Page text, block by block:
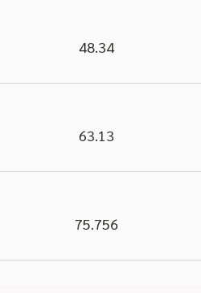
48.34
63.13
75.756